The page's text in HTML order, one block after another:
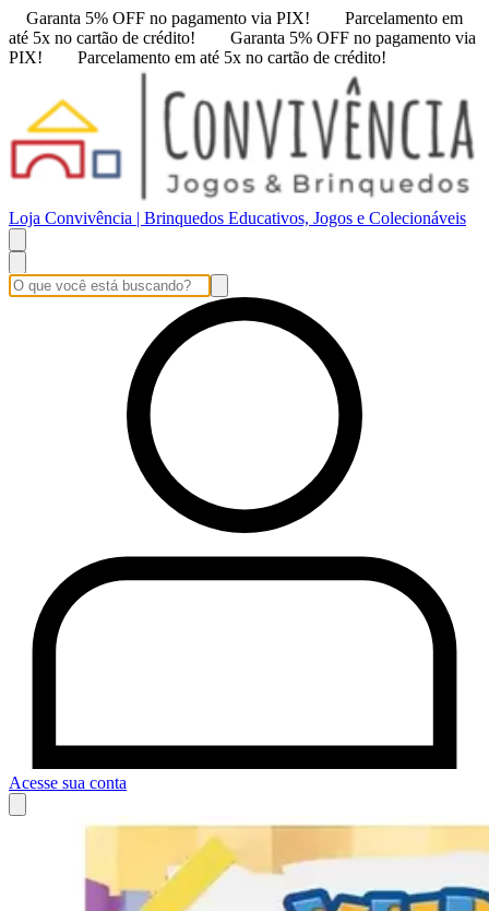
Garanta 5% OFF no pagamento via PIX!
Parcelamento em
até 5x no cartão de crédito!
Garanta 5% OFF no pagamento via
PIX!
Parcelamento em até 5x no cartão de crédito!
Loja Convivência | Brinquedos Educativos, Jogos e Colecionáveis
Acesse sua conta